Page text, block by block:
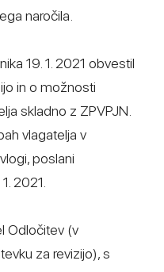
naročila.
19. 1. 2021 obvestil
in o možnosti
skladno z ZPVPJN.
vlagatelja v
poslani
2021.
Odločitev (v
za revizijo), s